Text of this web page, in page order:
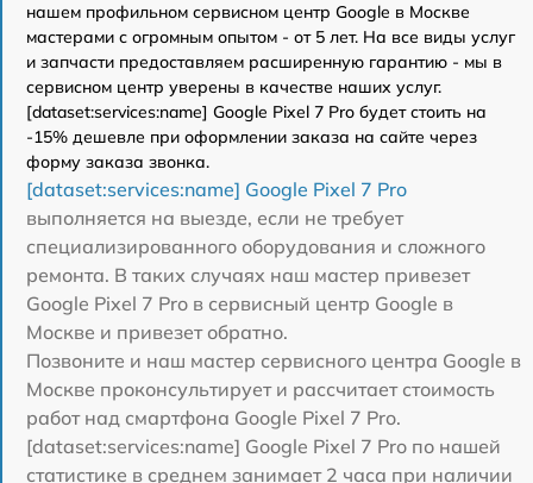
нашем профильном сервисном центр Google в Москве
мастерами с огромным опытом - от 5 лет. На все виды услуг
и запчасти предоставляем расширенную гарантию - мы в
сервисном центр уверены в качестве наших услуг.
[dataset:services:name] Google Pixel 7 Pro будет стоить на
-15% дешевле при оформлении заказа на сайте через
форму заказа звонка.
[dataset:services:name] Google Pixel 7 Pro
выполняется на выезде, если не требует
специализированного оборудования и сложного
ремонта. В таких случаях наш мастер привезет
Google Pixel 7 Pro в сервисный центр Google в
Москве и привезет обратно.
Позвоните и наш мастер сервисного центра Google в
Москве проконсультирует и рассчитает стоимость
работ над смартфона Google Pixel 7 Pro.
[dataset:services:name] Google Pixel 7 Pro по нашей
статистике в среднем занимает 2 часа при наличии